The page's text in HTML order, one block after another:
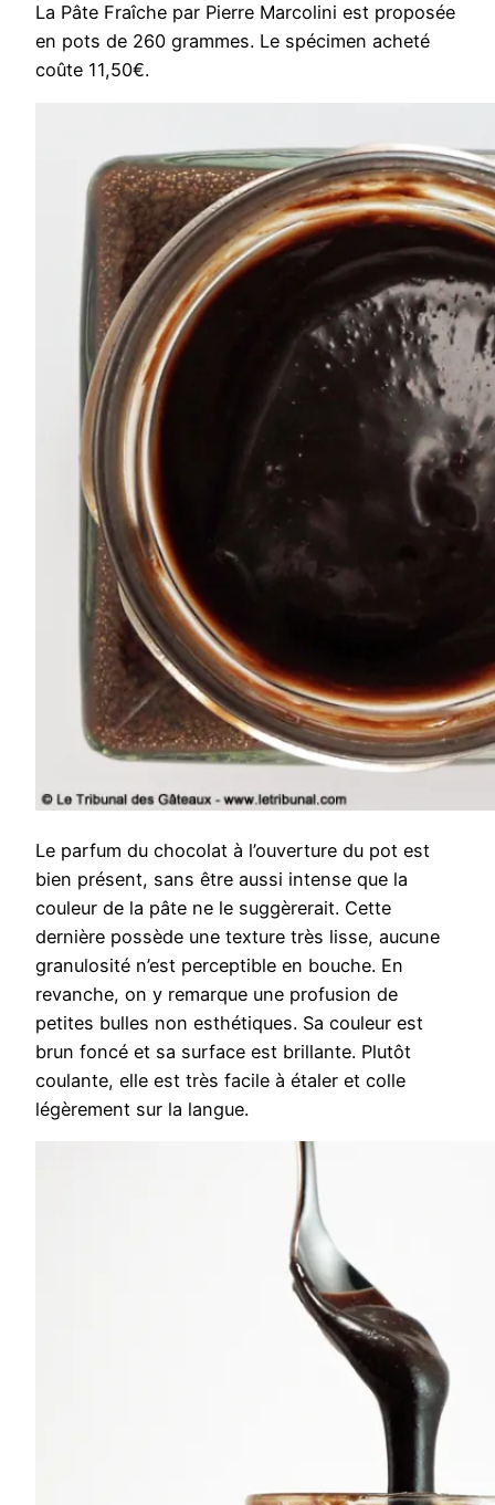
La Pâte Fraîche par Pierre Marcolini est proposée
en pots de 260 grammes. Le spécimen acheté
coûte 11,50€.
Le parfum du chocolat à l’ouverture du pot est
bien présent, sans être aussi intense que la
couleur de la pâte ne le suggèrerait. Cette
dernière possède une texture très lisse, aucune
granulosité n’est perceptible en bouche. En
revanche, on y remarque une profusion de
petites bulles non esthétiques. Sa couleur est
brun foncé et sa surface est brillante. Plutôt
coulante, elle est très facile à étaler et colle
légèrement sur la langue.